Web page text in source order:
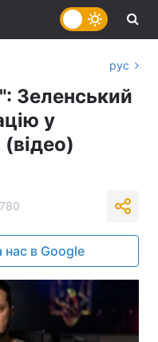
рус
Зеленський
у
нас в Google